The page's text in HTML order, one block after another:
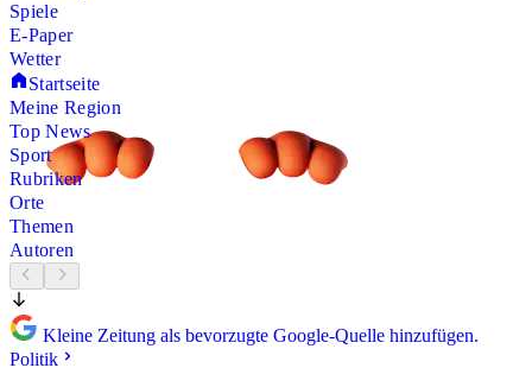
Spiele
E-Paper
Wetter
Startseite
Meine Region
Top News
Sport
Rubriken
Orte
Themen
Autoren
Kleine Zeitung als bevorzugte Google-Quelle hinzufügen.
Politik